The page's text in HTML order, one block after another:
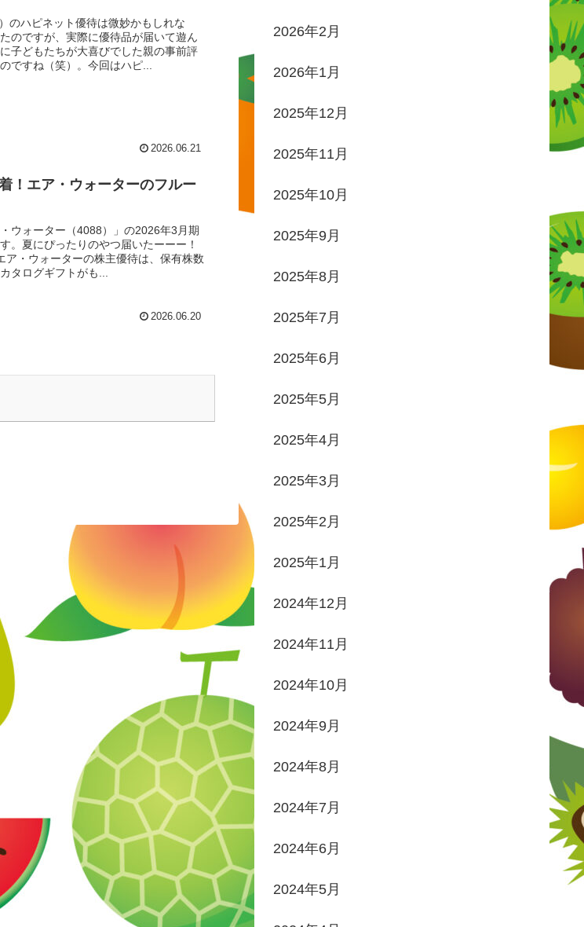
のハピネット優待は微妙かもしれな
のですが、実際に優待品が届いて遊ん
子どもたちが大喜びでした親の事前評
ですね（笑）。今回はハピ...
2026.06.21
！エア・ウォーターのフルー
ウォーター（4088）」の2026年3月期
。夏にぴったりのやつ届いたーーー！
ア・ウォーターの株主優待は、保有株数
タログギフトがも...
2026.06.20
2026年2月
2026年1月
2025年12月
2025年11月
2025年10月
2025年9月
2025年8月
2025年7月
2025年6月
2025年5月
2025年4月
2025年3月
2025年2月
2025年1月
2024年12月
2024年11月
2024年10月
2024年9月
2024年8月
2024年7月
2024年6月
2024年5月